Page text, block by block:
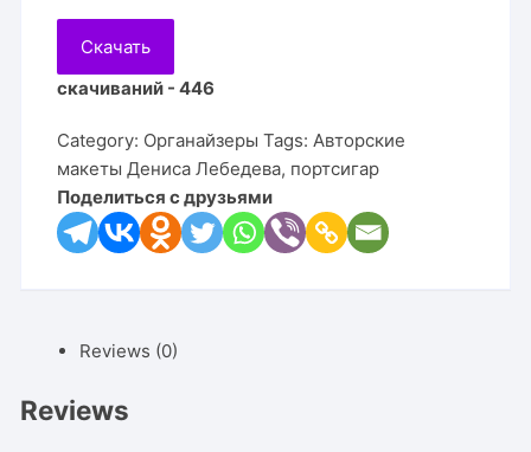
Скачать
скачиваний - 446
Category: Органайзеры Tags:Авторские
макеты Дениса Лебедева, портсигар
Поделиться с друзьями
Reviews (0)
Reviews